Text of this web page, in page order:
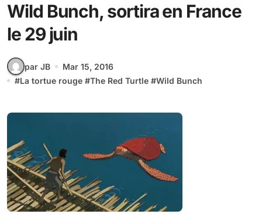
Wild Bunch, sortira en France
le 29 juin
par JB
Mar 15, 2016
#La tortue rouge #The Red Turtle #Wild Bunch